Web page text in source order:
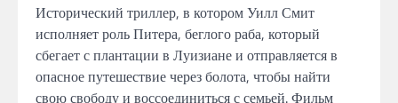
Исторический триллер, в котором Уилл Смит
исполняет роль Питера, беглого раба, который
сбегает с плантации в Луизиане и отправляется в
опасное путешествие через болота, чтобы найти
свою свободу и воссоединиться с семьей. Фильм